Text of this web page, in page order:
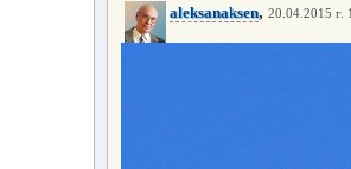
aleksanaksen, 20.04.2015 г.